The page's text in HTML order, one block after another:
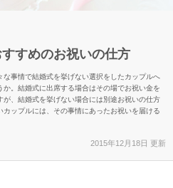
すめのお祝いの仕方
事情で結婚式を挙げない選択をしたカップルへ
。結婚式に出席する場合はその場でお祝い金を
、結婚式を挙げない場合には別途お祝いの仕方
ップルには、その事情にあったお祝いを届ける
2015年12月18日 更新